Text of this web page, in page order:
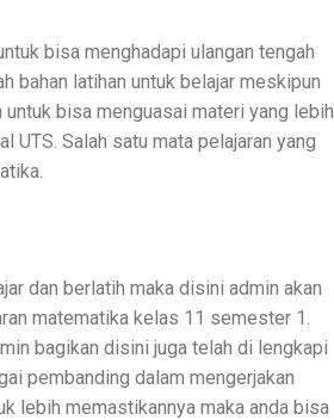
bisa menghadapi ulangan tengah
bahan latihan untuk belajar meskipun
bisa menguasai materi yang lebih
Salah satu mata pelajaran yang
dan berlatih maka disini admin akan
matematika kelas 11 semester 1.
bagikan disini juga telah di lengkapi
pembanding dalam mengerjakan
lebih memastikannya maka anda bisa